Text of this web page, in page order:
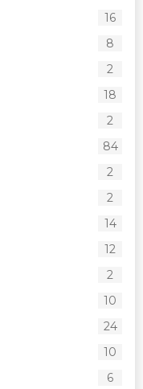
16
8
2
18
2
84
2
2
14
12
2
10
24
10
6